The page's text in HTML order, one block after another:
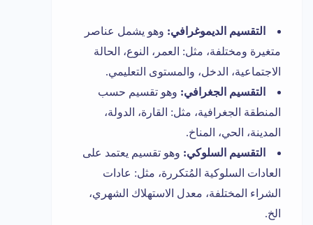
التقسيم الديموغرافي: وهو يشمل عناصر
متغيرة ومختلفة، مثل: العمر، النوع، الحالة
الاجتماعية، الدخل، والمستوى التعليمي.
التقسيم الجغرافي: وهو تقسيم حسب
المنطقة الجغرافية، مثل: القارة، الدولة،
المدينة، الحي، المناخ.
التقسيم السلوكي: وهو تقسيم يعتمد على
العادات السلوكية المُتكررة، مثل: عادات
الشراء المختلفة، معدل الاستهلاك الشهري،
الخ.